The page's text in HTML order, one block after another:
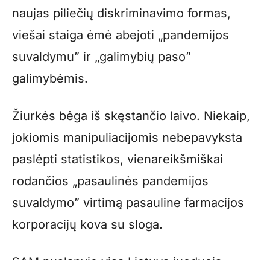
naujas piliečių diskriminavimo formas,
viešai staiga ėmė abejoti „pandemijos
suvaldymu” ir „galimybių paso”
galimybėmis.
Žiurkės bėga iš skęstančio laivo. Niekaip,
jokiomis manipuliacijomis nebepavyksta
paslėpti statistikos, vienareikšmiškai
rodančios „pasaulinės pandemijos
suvaldymo” virtimą pasauline farmacijos
korporacijų kova su sloga.